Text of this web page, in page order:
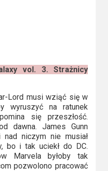
vol. 3. Strażnicy
Lord musi wziąć się w
wyruszyć na ratunek
się przeszłość.
dawna. James Gunn
niczym nie musiał
bo i tak uciekł do DC.
Marvela byłoby tak
pozwolono pracować